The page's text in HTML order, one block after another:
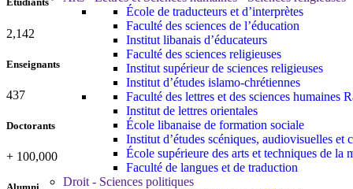
École de traducteurs et d’interprètes
Faculté des sciences de l’éducation
Institut libanais d’éducateurs
Faculté des sciences religieuses
Institut supérieur de sciences religieuses
Institut d’études islamo-chrétiennes
Faculté des lettres et des sciences humaines
Institut de lettres orientales
École libanaise de formation sociale
Institut d’études scéniques, audiovisuelles et
École supérieure des arts et techniques de la
Faculté de langues et de traduction
Droit - Sciences politiques
2,142
Enseignants
437
Doctorants
+ 100,000